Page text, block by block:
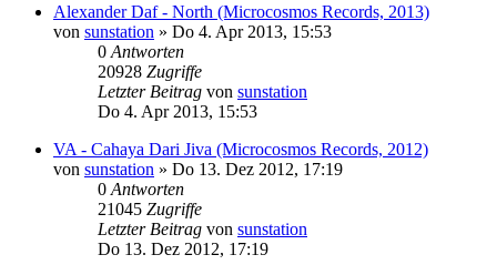
Alexander Daf - North (Microcosmos Records, 2013)
von sunstation » Do 4. Apr 2013, 15:53
0 Antworten
20928 Zugriffe
Letzter Beitrag von sunstation
Do 4. Apr 2013, 15:53
VA - Cahaya Dari Jiva (Microcosmos Records, 2012)
von sunstation » Do 13. Dez 2012, 17:19
0 Antworten
21045 Zugriffe
Letzter Beitrag von sunstation
Do 13. Dez 2012, 17:19